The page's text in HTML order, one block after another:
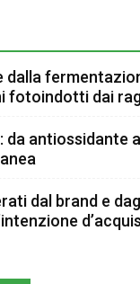
dalla
fotoindotti dai
da antiossidante
dal brand e